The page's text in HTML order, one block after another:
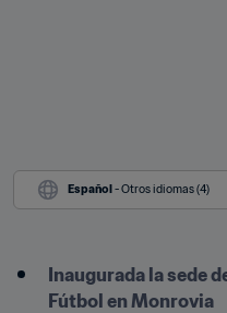
Español - Otros idiomas (4)
Inaugurada la sede
Fútbol en Monrovia